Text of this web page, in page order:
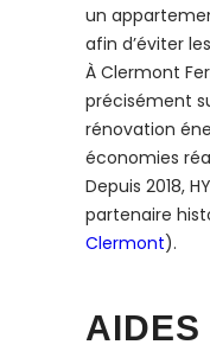
un
afin d’éviter
À Clermont
précisément
rénovation
économies
Depuis 2018,
partenaire
Clermont).
AIDES